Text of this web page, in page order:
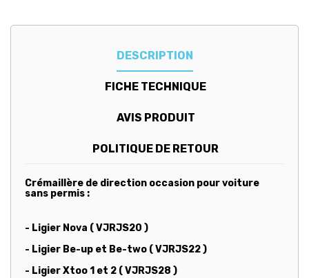
DESCRIPTION
FICHE TECHNIQUE
AVIS PRODUIT
POLITIQUE DE RETOUR
Crémaillère de direction occasion pour voiture
sans permis :
- Ligier Nova ( VJRJS20 )
- Ligier Be-up et Be-two ( VJRJS22 )
- Ligier Xtoo 1 et 2 ( VJRJS28 )